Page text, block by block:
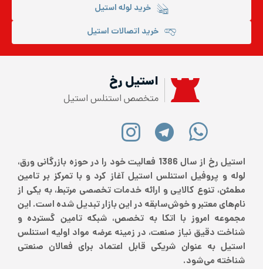
خرید لوله استیل
خرید اتصالات استیل
استیل رخ
متخصص استنلس استیل
استیل رخ از سال 1386 فعالیت خود را در حوزه بازرگانی ورق،
لوله و پروفیل استنلس استیل آغاز کرد و با تمرکز بر تامین
مطمئن، تنوع کالایی و ارائه خدمات تخصصی مرتبط، به یکی از
نام‌های معتبر و خوش‌سابقه در این بازار تبدیل شده است. این
مجموعه امروز با اتکا به تخصص، شبکه تامین گسترده و
شناخت دقیق نیاز صنعت، در زمینه عرضه مواد اولیه استنلس
استیل به عنوان شریکی قابل اعتماد برای فعالان صنعتی
شناخته می‌شود.